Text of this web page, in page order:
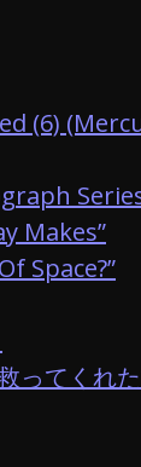
(6)
Makes”
Space?”
ってくれ